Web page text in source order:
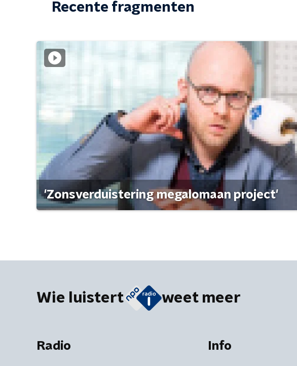
Recente fragmenten
'Zonsverduistering megalomaan project'
Wie luistert weet meer
Radio Info